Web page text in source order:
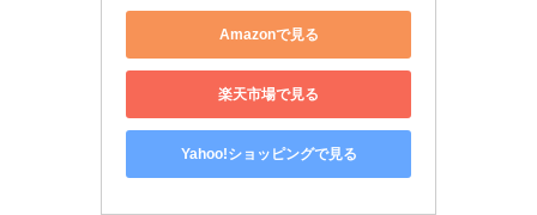
Amazonで見る
楽天市場で見る
Yahoo!ショッピングで見る